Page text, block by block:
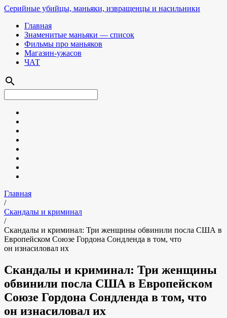
Серийные убийцы, маньяки, извращенцы и насильники
Главная
Знаменитые маньяки — список
Фильмы про маньяков
Магазин-ужасов
ЧАТ
search
Главная
/
Скандалы и криминал
/
Скандалы и криминал: Три женщины обвинили посла США в
Европейском Союзе Гордона Сондленда в том, что
он изнасиловал их
Скандалы и криминал: Три женщины
обвинили посла США в Европейском
Союзе Гордона Сондленда в том, что
он изнасиловал их